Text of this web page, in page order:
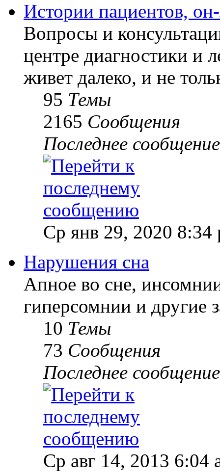
Истории пациентов,
Вопросы и
центре диагностики и
живет далеко, и не
95 Темы
2165 Сообщения
Последнее сообщение
Ср янв 29, 2020 8:34
Нарушения сна
Апное во сне,
гиперсомнии и другие
10 Темы
73 Сообщения
Последнее сообщение
Ср авг 14, 2013 6:04